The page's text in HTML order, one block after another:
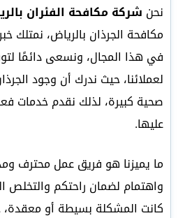
نحن شركة مكافحة الفئران
مكافحة الجرذان بالرياض، نمتلك
في هذا المجال، ونسعى دائمًا
لعملائنا، حيث ندرك أن وجود
صحية كبيرة، لذلك نقدم خدمات
عليها.
ما يميزنا هو فريق عمل محترف
واهتمام لضمان راحتكم والتخلص
كانت المشكلة بسيطة أو